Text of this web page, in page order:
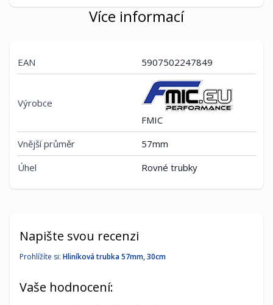
Více informací
EAN 5907502247849
Výrobce
FMIC
Vnější průměr
57mm
Úhel
Rovné trubky
Napište svou recenzi
Prohlížíte si: Hliníková trubka 57mm, 30cm
Vaše hodnocení: